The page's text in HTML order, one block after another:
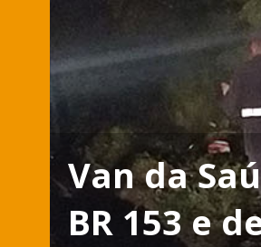
Van da
BR 153 e